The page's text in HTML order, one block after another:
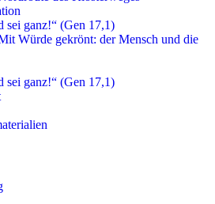
sei ganz!“ (Gen 17,1)
Würde gekrönt: der Mensch und die
sei ganz!“ (Gen 17,1)